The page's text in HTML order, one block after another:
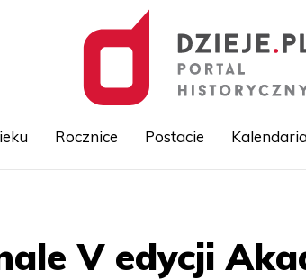
treści
Rocznice Postacie
V edycji